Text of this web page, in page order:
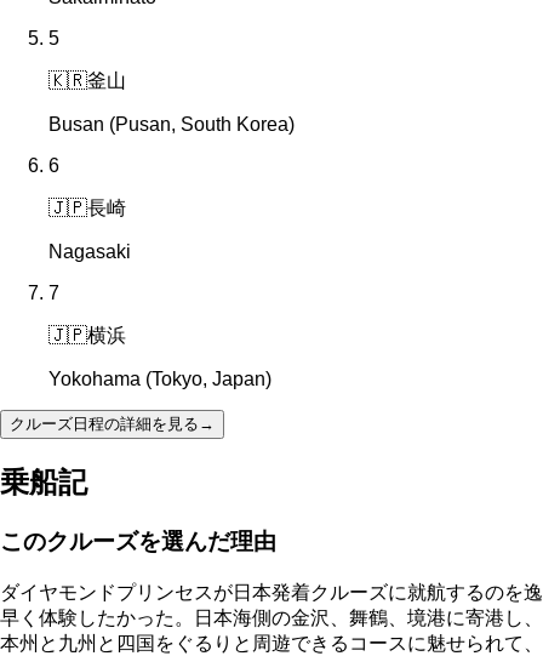
5
🇰🇷釜山
Busan (Pusan, South Korea)
6
🇯🇵長崎
Nagasaki
7
🇯🇵横浜
Yokohama (Tokyo, Japan)
クルーズ日程の詳細を見る →
乗船記
このクルーズを選んだ理由
ダイヤモンドプリンセスが日本発着クルーズに就航するのを逸
早く体験したかった。日本海側の金沢、舞鶴、境港に寄港し、
本州と九州と四国をぐるりと周遊できるコースに魅せられて、